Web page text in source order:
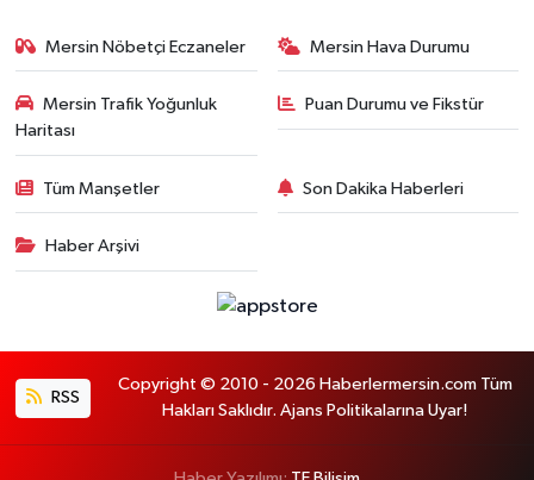
Mersin Nöbetçi Eczaneler Mersin Hava Durumu
Mersin Trafik Yoğunluk
Haritası
Puan Durumu ve Fikstür
Tüm Manşetler Son Dakika Haberleri
Haber Arşivi
RSS
Copyright © 2010 - 2026 Haberlermersin.com Tüm
Hakları Saklıdır. Ajans Politikalarına Uyar!